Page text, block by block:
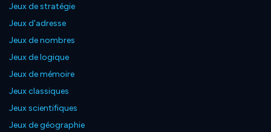
Jeux de stratégie
Jeux d'adresse
Jeux de nombres
Jeux de logique
Jeux de mémoire
Jeux classiques
Jeux scientifiques
Jeux de géographie